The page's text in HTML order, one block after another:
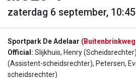
zaterdag 6 september,
Sportpark De Adelaar (Buitenbrinkweg
Official: Slijkhuis, Henry
(Assistent-scheidsrechter), Petersen,
scheidsrechter)